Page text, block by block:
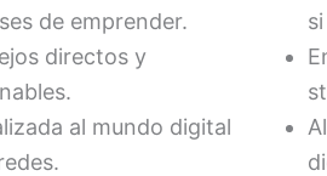
de emprender.
directos y
al mundo digital